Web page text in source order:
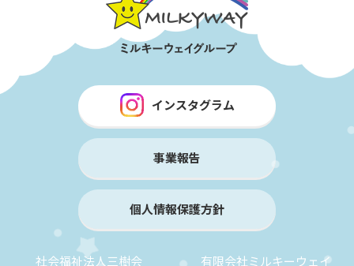
インスタグラム
事業報告
個人情報保護方針
社会福祉法人三樹会 有限会社ミルキーウェイ